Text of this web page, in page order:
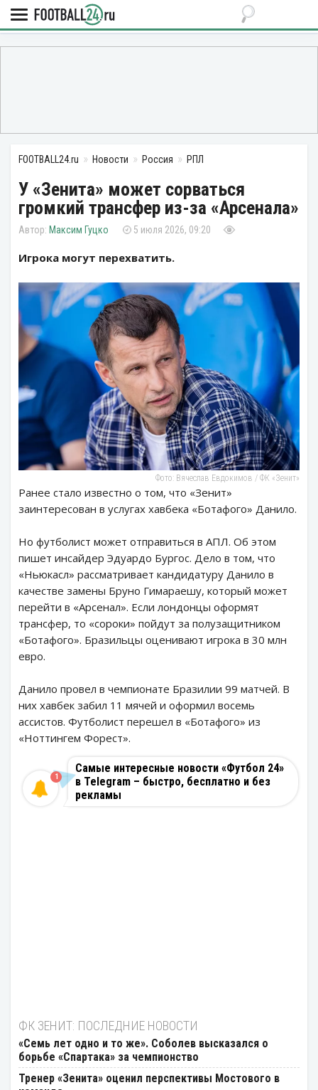
FOOTBALL24.ru Новости Россия РПЛ
У «Зенита» может сорваться
громкий трансфер из-за «Арсенала»
Максим Гуцко 5 июля 2026, 09:20
Игрока могут перехватить.
Фото: Вячеслав Евдокимов / ФК «Зенит»
Ранее стало известно о том, что «Зенит»
заинтересован в услугах хавбека «Ботафого» Данило.
Но футболист может отправиться в АПЛ. Об этом
пишет инсайдер Эдуардо Бургос. Дело в том, что
«Ньюкасл» рассматривает кандидатуру Данило в
качестве замены Бруно Гимараешу, который может
перейти в «Арсенал». Если лондонцы оформят
трансфер, то «сороки» пойдут за полузащитником
«Ботафого». Бразильцы оценивают игрока в 30 млн
евро.
Данило провел в чемпионате Бразилии 99 матчей. В
них хавбек забил 11 мячей и оформил восемь
ассистов. Футболист перешел в «Ботафого» из
«Ноттингем Форест».
Самые интересные новости «Футбол 24»
в Telegram – быстро, бесплатно и без
рекламы
1
ФК ЗЕНИТ: ПОСЛЕДНИЕ НОВОСТИ
«Семь лет одно и то же». Соболев высказался о
борьбе «Спартака» за чемпионство
Тренер «Зенита» оценил перспективы Мостового в